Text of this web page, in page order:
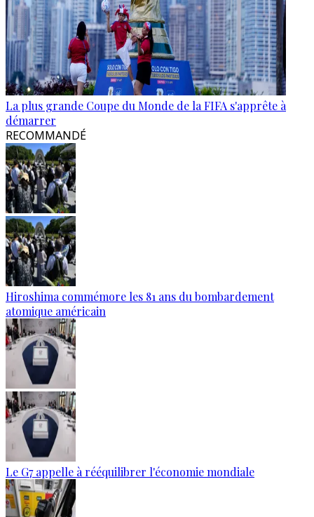
La plus grande Coupe du Monde de la FIFA s'apprête à
démarrer
RECOMMANDÉ
Hiroshima commémore les 81 ans du bombardement
atomique américain
Le G7 appelle à rééquilibrer l'économie mondiale